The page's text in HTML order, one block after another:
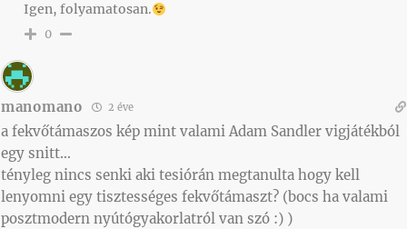
Igen, folyamatosan.
0
manomano 2 éve
a fekvőtámaszos kép mint valami Adam Sandler vigjátékból
egy snitt…
tényleg nincs senki aki tesiórán megtanulta hogy kell
lenyomni egy tisztességes fekvőtámaszt? (bocs ha valami
posztmodern nyútógyakorlatról van szó :) )